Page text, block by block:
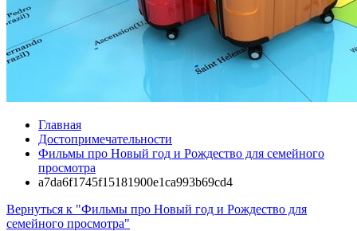
Главная
Достопримечательности
Фильмы про Новый год и Рождество для семейного
просмотра
a7da6f1745f15181900e1ca993b69cd4
Вернуться к "Фильмы про Новый год и Рождество для
семейного просмотра"